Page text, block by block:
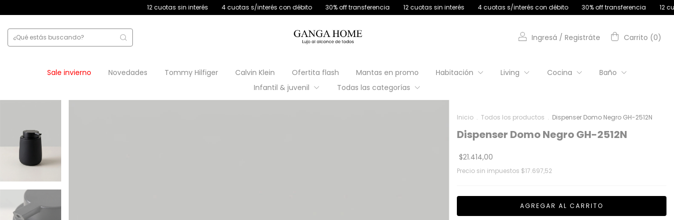
12 cuotas sin interés 4 cuotas s/interés con débito 30% off transferencia 12 cuotas sin interés 4 cuotas s/interés con débito 30% off transferencia 12 cuotas sin
Ingresá / Registráte Carrito (0)
Sale invierno Novedades Tommy Hilfiger Calvin Klein Ofertita flash Mantas en promo Habitación Living Cocina
Baño
Infantil & juvenil
Todas las categorías
Inicio . Todos los productos . Dispenser Domo Negro GH-2512N
Dispenser Domo Negro GH-2512N
$21.414,00
Precio sin impuestos $17.697,52